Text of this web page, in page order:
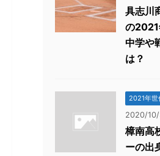
具志川
の2021
中学や
は？
2021年世
2020/10/
樟南高
ーの出